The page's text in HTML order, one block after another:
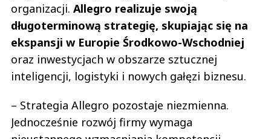
organizacji. Allegro realizuje swoją
długoterminową strategię, skupiając się na
ekspansji w Europie Środkowo-Wschodniej
oraz inwestycjach w obszarze sztucznej
inteligencji, logistyki i nowych gałęzi biznesu.
– Strategia Allegro pozostaje niezmienna.
Jednocześnie rozwój firmy wymaga